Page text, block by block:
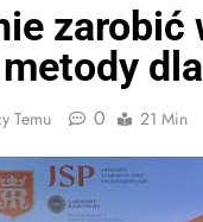
zarobić
Temu 0 21 Min